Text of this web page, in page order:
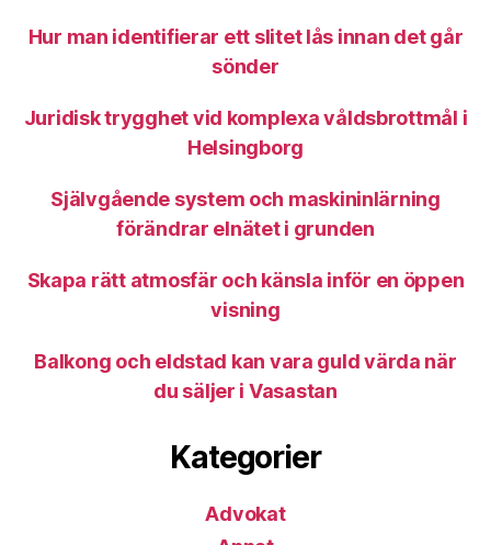
Hur man identifierar ett slitet lås innan det går
sönder
Juridisk trygghet vid komplexa våldsbrottmål i
Helsingborg
Självgående system och maskininlärning
förändrar elnätet i grunden
Skapa rätt atmosfär och känsla inför en öppen
visning
Balkong och eldstad kan vara guld värda när
du säljer i Vasastan
Kategorier
Advokat